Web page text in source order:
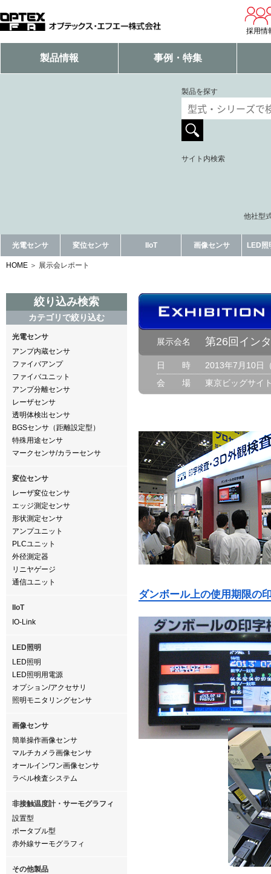
採用情
製品情報 事例・特集
製品を探す
サイト内検索
他社型
光電センサ 変位センサ IIoT 画像センサ LED照
HOME 展示会レポート
絞り込み検索
カテゴリで絞り込む
光電センサ
アンプ内蔵センサ
ファイバアンプ
ファイバユニット
アンプ分離センサ
レーザセンサ
透明体検出センサ
BGSセンサ（距離設定型）
特殊用途センサ
マークセンサ/カラーセンサ
変位センサ
レーザ変位センサ
エッジ測定センサ
形状測定センサ
アンプユニット
PLCユニット
外径測定器
リニヤゲージ
通信ユニット
IIoT
IO-Link
LED照明
LED照明
LED照明用電源
オプション/アクセサリ
照明モニタリングセンサ
画像センサ
簡単操作画像センサ
マルチカメラ画像センサ
オールインワン画像センサ
ラベル検査システム
非接触温度計・サーモグラフィ
設置型
ポータブル型
赤外線サーモグラフィ
その他製品
展示会名 第26回イン
日 時
2013年7月10日
会 場
東京ビッグサイ
ダンボール上の使用期限の